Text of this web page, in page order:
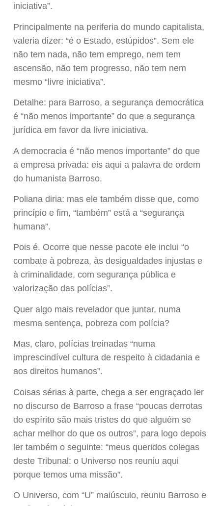
iniciativa”.
Principalmente na periferia do mundo capitalista,
valeria dizer: “é o Estado, estúpidos”. Sem ele
não tem nada, não tem emprego, nem tem
ascensão, não tem progresso, não tem nem
mesmo “livre iniciativa”.
Detalhe: para Barroso, a segurança democrática
é “não menos importante” do que a segurança
jurídica em favor da livre iniciativa.
A democracia é “não menos importante” do que
a empresa privada: eis aqui a palavra de ordem
do humanista Barroso.
Poliana diria: mas ele também disse que, como
princípio e fim, “também” está a “segurança
humana”.
Pois é. Ocorre que nesse pacote ele inclui “o
combate à pobreza, às desigualdades injustas e
à criminalidade, com segurança pública e
valorização das polícias”.
Quer algo mais revelador que juntar, numa
mesma sentença, pobreza com polícia?
Mas, claro, polícias treinadas “numa
imprescindível cultura de respeito à cidadania e
aos direitos humanos”.
Coisas sérias à parte, chega a ser engraçado ler
no discurso de Barroso a frase “poucas derrotas
do espírito são mais tristes do que alguém se
achar melhor do que os outros”, para logo depois
ler também o seguinte: “meus queridos colegas
deste Tribunal: o Universo nos reuniu aqui
porque temos uma missão”.
O Universo, com “U” maiúsculo, reuniu Barroso e